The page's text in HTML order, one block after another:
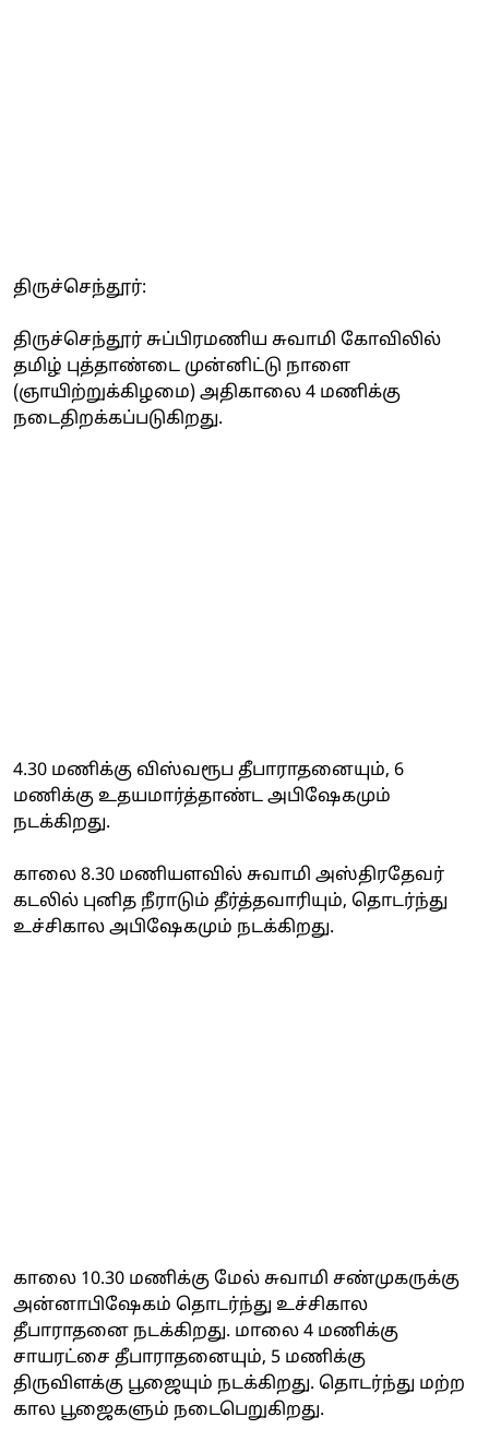
திருச்செந்தூர்:
திருச்செந்தூர் சுப்பிரமணிய சுவாமி கோவிலில்
தமிழ் புத்தாண்டை முன்னிட்டு நாளை
(ஞாயிற்றுக்கிழமை) அதிகாலை 4 மணிக்கு
நடைதிறக்கப்படுகிறது.
4.30 மணிக்கு விஸ்வரூப தீபாராதனையும், 6
மணிக்கு உதயமார்த்தாண்ட அபிஷேகமும்
நடக்கிறது.
காலை 8.30 மணியளவில் சுவாமி அஸ்திரதேவர்
கடலில் புனித நீராடும் தீர்த்தவாரியும், தொடர்ந்து
உச்சிகால அபிஷேகமும் நடக்கிறது.
காலை 10.30 மணிக்கு மேல் சுவாமி சண்முகருக்கு
அன்னாபிஷேகம் தொடர்ந்து உச்சிகால
தீபாராதனை நடக்கிறது. மாலை 4 மணிக்கு
சாயரட்சை தீபாராதனையும், 5 மணிக்கு
திருவிளக்கு பூஜையும் நடக்கிறது. தொடர்ந்து மற்ற
கால பூஜைகளும் நடைபெறுகிறது.